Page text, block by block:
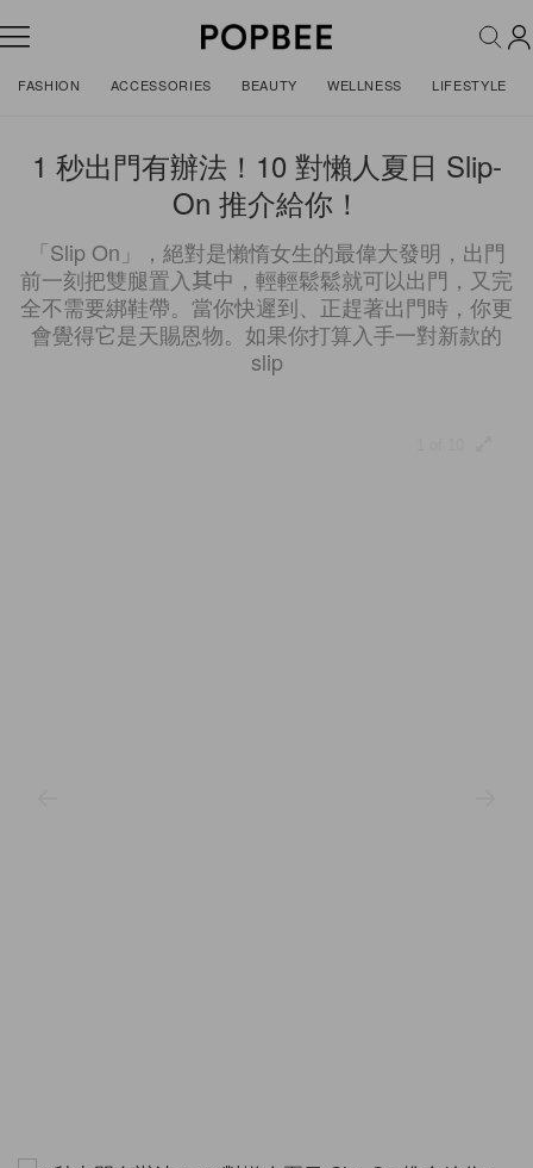
FASHION ACCESSORIES BEAUTY WELLNESS LIFESTYLE
1 秒出門有辦法！10 對懶人夏日 Slip-
On 推介給你！
「Slip On」，絕對是懶惰女生的最偉大發明，出門
前一刻把雙腿置入其中，輕輕鬆鬆就可以出門，又完
全不需要綁鞋帶。當你快遲到、正趕著出門時，你更
會覺得它是天賜恩物。如果你打算入手一對新款的
slip